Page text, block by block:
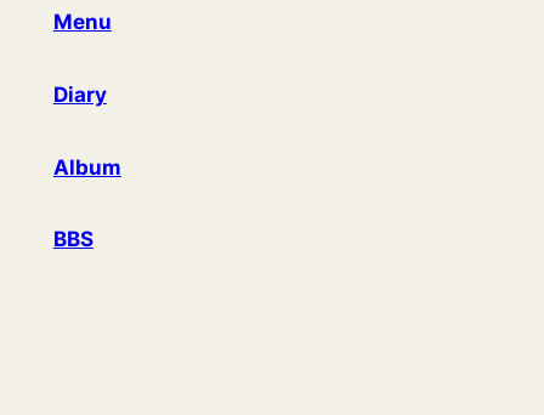
Menu
Diary
Album
BBS